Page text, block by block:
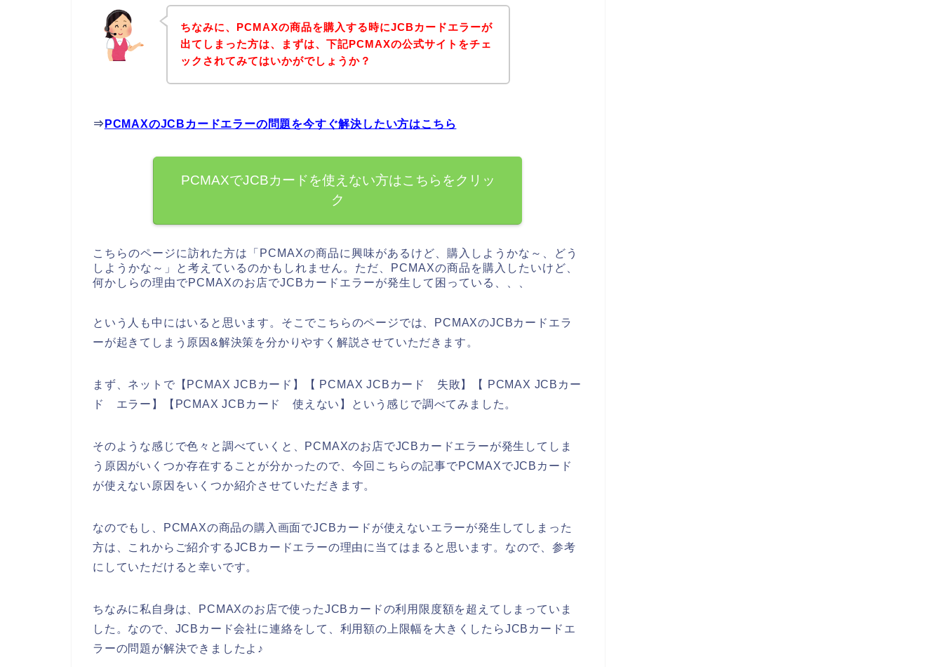
ちなみに、PCMAXの商品を購入する時にJCBカードエラーが
出てしまった方は、まずは、下記PCMAXの公式サイトをチェ
ックされてみてはいかがでしょうか？
⇒ PCMAXのJCBカードエラーの問題を今すぐ解決したい方はこちら
PCMAXでJCBカードを使えない方はこちらをクリッ
ク
こちらのページに訪れた方は「PCMAXの商品に興味があるけど、購入しようかな～、どう
しようかな～」と考えているのかもしれません。ただ、PCMAXの商品を購入したいけど、
何かしらの理由でPCMAXのお店でJCBカードエラーが発生して困っている、、、
という人も中にはいると思います。そこでこちらのページでは、PCMAXのJCBカードエラ
ーが起きてしまう原因&解決策を分かりやすく解説させていただきます。
まず、ネットで【PCMAX JCBカード】【 PCMAX JCBカード 失敗】【 PCMAX JCBカー
ド エラー】【PCMAX JCBカード 使えない】という感じで調べてみました。
そのような感じで色々と調べていくと、PCMAXのお店でJCBカードエラーが発生してしま
う原因がいくつか存在することが分かったので、今回こちらの記事でPCMAXでJCBカード
が使えない原因をいくつか紹介させていただきます。
なのでもし、PCMAXの商品の購入画面でJCBカードが使えないエラーが発生してしまった
方は、これからご紹介するJCBカードエラーの理由に当てはまると思います。なので、参考
にしていただけると幸いです。
ちなみに私自身は、PCMAXのお店で使ったJCBカードの利用限度額を超えてしまっていま
した。なので、JCBカード会社に連絡をして、利用額の上限幅を大きくしたらJCBカードエ
ラーの問題が解決できましたよ♪